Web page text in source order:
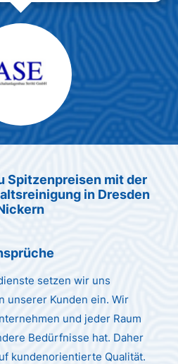
Mustermann
Spitzenpreisen mit der
in Dresden
setzen wir uns
unserer Kunden ein. Wir
und jeder Raum
Bedürfnisse hat. Daher
kundenorientierte Qualität.